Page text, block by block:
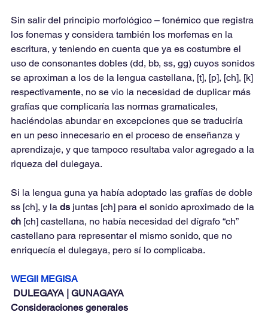
Sin salir del principio morfológico – fonémico que registra
los fonemas y considera también los morfemas en la
escritura, y teniendo en cuenta que ya es costumbre el
uso de consonantes dobles (dd, bb, ss, gg) cuyos sonidos
se aproximan a los de la lengua castellana, [t], [p], [ch], [k]
respectivamente, no se vio la necesidad de duplicar más
grafías que complicaría las normas gramaticales,
haciéndolas abundar en excepciones que se traduciría
en un peso innecesario en el proceso de enseñanza y
aprendizaje, y que tampoco resultaba valor agregado a la
riqueza del dulegaya.
Si la lengua guna ya había adoptado las grafías de doble
ss [ch], y la ds juntas [ch] para el sonido aproximado de la
ch [ch] castellana, no había necesidad del dígrafo “ch”
castellano para representar el mismo sonido, que no
enriquecía el dulegaya, pero sí lo complicaba.
WEGII MEGISA
DULEGAYA | GUNAGAYA
Consideraciones generales